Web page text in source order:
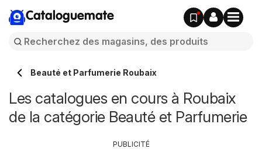
Cataloguemate
Beauté et Parfumerie Roubaix
Les catalogues en cours à Roubaix
de la catégorie Beauté et Parfumerie
PUBLICITÉ